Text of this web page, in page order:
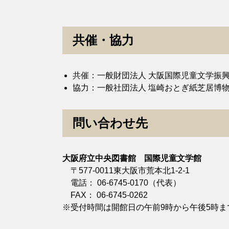
共催・協力
共催：一般財団法人 大阪国際児童文学振
協力：一般社団法人 塩崎おとぎ紙芝居博
問い合わせ先
大阪府立中央図書館 国際児童文学館
〒577-0011東大阪市荒本北1-2-1
電話： 06-6745-0170（代表）
FAX： 06-6745-0262
※受付時間は開館日の午前9時から午後5時ま